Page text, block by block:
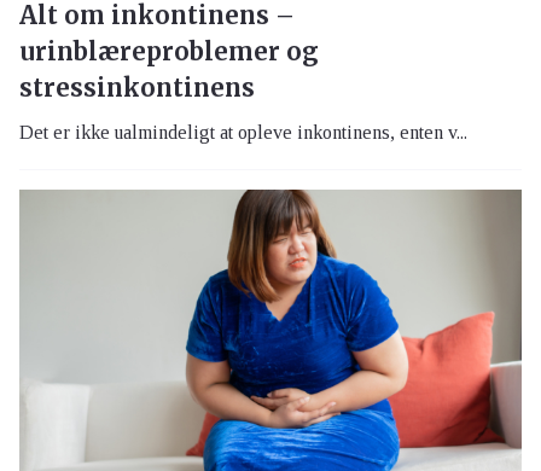
Alt om inkontinens –
urinblæreproblemer og
stressinkontinens
Det er ikke ualmindeligt at opleve inkontinens, enten v...